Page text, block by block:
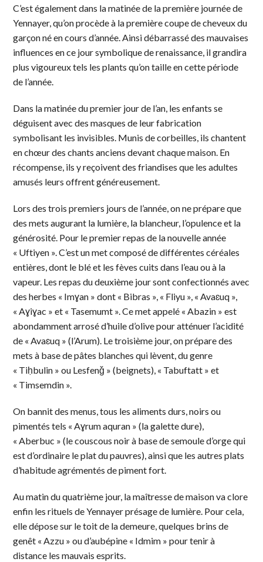
C’est également dans la matinée de la première journée de
Yennayer, qu’on procède à la première coupe de cheveux du
garçon né en cours d’année. Ainsi débarrassé des mauvaises
influences en ce jour symbolique de renaissance, il grandira
plus vigoureux tels les plants qu’on taille en cette période
de l’année.
Dans la matinée du premier jour de l’an, les enfants se
déguisent avec des masques de leur fabrication
symbolisant les invisibles. Munis de corbeilles, ils chantent
en chœur des chants anciens devant chaque maison. En
récompense, ils y reçoivent des friandises que les adultes
amusés leurs offrent généreusement.
Lors des trois premiers jours de l’année, on ne prépare que
des mets augurant la lumière, la blancheur, l’opulence et la
générosité. Pour le premier repas de la nouvelle année
« Uftiyen ». C’est un met composé de différentes céréales
entières, dont le blé et les fèves cuits dans l’eau ou à la
vapeur. Les repas du deuxième jour sont confectionnés avec
des herbes « Imɣan » dont « Bibras », « Fliyu », « Avaɛuq »,
« Aɣiɣac » et « Tasemumt ». Ce met appelé « Abazin » est
abondamment arrosé d’huile d’olive pour atténuer l’acidité
de « Avaɛuq » (l’Arum). Le troisième jour, on prépare des
mets à base de pâtes blanches qui lèvent, du genre
« Tiḥbulin » ou Lesfenǧ » (beignets), « Tabuftatt » et
« Timsemdin ».
On bannit des menus, tous les aliments durs, noirs ou
pimentés tels « Aɣrum aquran » (la galette dure),
« Aberbuc » (le couscous noir à base de semoule d’orge qui
est d’ordinaire le plat du pauvres), ainsi que les autres plats
d’habitude agrémentés de piment fort.
Au matin du quatrième jour, la maîtresse de maison va clore
enfin les rituels de Yennayer présage de lumière. Pour cela,
elle dépose sur le toit de la demeure, quelques brins de
genêt « Azzu » ou d’aubépine « Idmim » pour tenir à
distance les mauvais esprits.